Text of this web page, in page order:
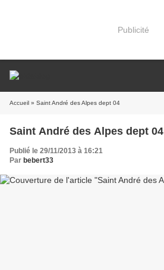
Publicité
Accueil » Saint André des Alpes dept 04
Saint André des Alpes dept 04
Publié le 29/11/2013 à 16:21
Par bebert33